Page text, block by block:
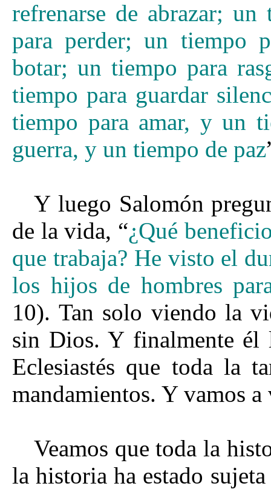
refrenarse de abrazar; un
para perder; un tiempo
botar; un tiempo para
tiempo para guardar
tiempo para amar, y un
guerra, y un tiempo de paz
Y luego Salomón
de la vida, “¿Qué
que trabaja? He visto el
los hijos de hombres
10). Tan solo viendo la
sin Dios. Y finalmente
Eclesiastés que toda la
mandamientos. Y vamos
Veamos que toda la
la historia ha estado